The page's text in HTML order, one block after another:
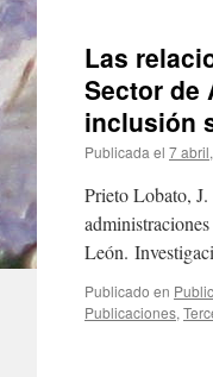
Las
Sector de
inclusión
Publicada el 7
Prieto Lobato,
León.
Publicado en
Publicaciones,